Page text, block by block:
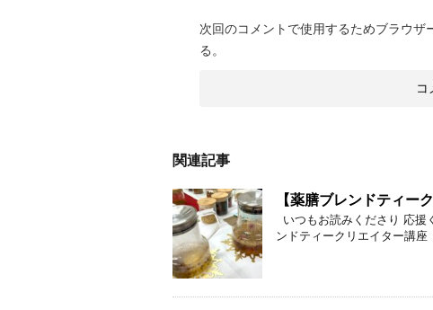
次回のコメントで使用するためブラウ
る。
関連記事
【薬膳ブレンドティー
いつもお読みくださり 応援
ンドティークリエイター講